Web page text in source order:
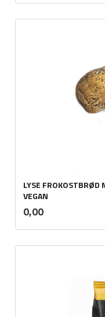
LYSE FROKOSTBRØD
VEGAN
Pris
0,00mva.